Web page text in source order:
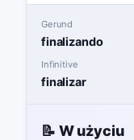
Gerund
finalizando
Infinitive
finalizar
📝 W użyciu